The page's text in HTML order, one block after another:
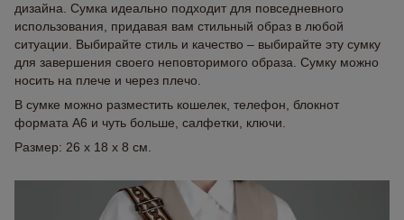
дизайна. Сумка идеально подходит для повседневного
использования, придавая вам стильный образ в любой
ситуации. Выбирайте стиль и качество – выбирайте эту сумку
для завершения своего неповторимого образа. Сумку можно
носить на плече и через плечо.
В сумке можно разместить кошелек, телефон, блокнот
формата А6 и чуть больше, салфетки, ключи.
Размер: 26 x 18 x 8 см.